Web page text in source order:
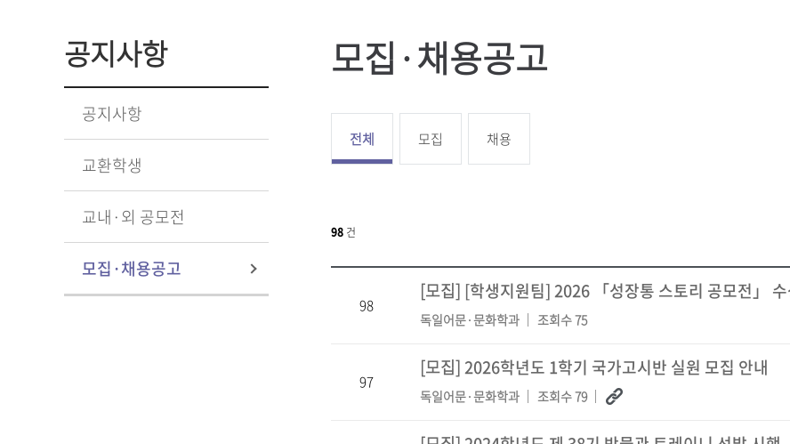
공지사항
공지사항
교환학생
교내·외 공모전
모집·채용공고
모집·채용공고
전체 모집 채용
98 건
98
[모집] [학생지원팀] 2026 「성장통 스토리 공모전」 수상
독일어문·문화학과 조회수 75
97
[모집]2026학년도 1학기 국가고시반 실원 모집 안내
독일어문·문화학과 조회수 79